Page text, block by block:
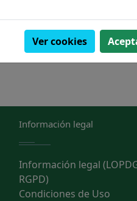
Información legal
Información legal
RGPD)
Condiciones de Uso
Ver cookies